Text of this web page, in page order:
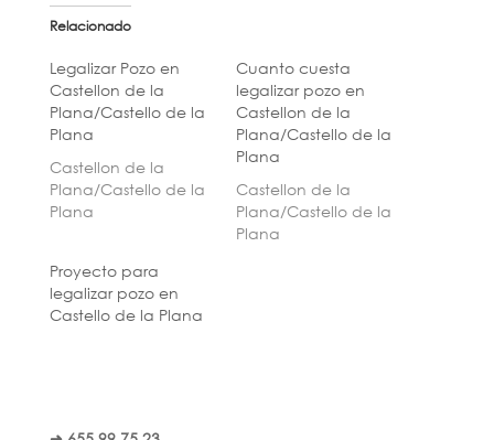
Relacionado
Legalizar Pozo en
Castellon de la
Plana/Castello de la
Plana
Castellon de la
Plana/Castello de la
Plana
Cuanto cuesta
legalizar pozo en
Castellon de la
Plana/Castello de la
Plana
Castellon de la
Plana/Castello de la
Plana
Proyecto para
legalizar pozo en
Castello de la Plana